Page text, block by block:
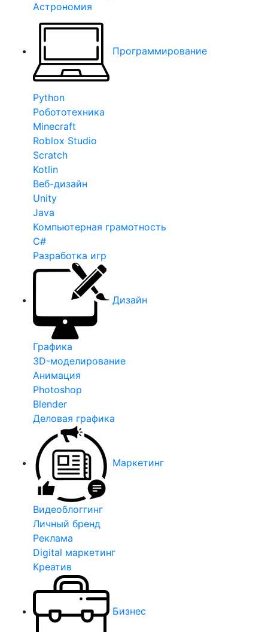
Астрономия
Программирование
Python
Робототехника
Minecraft
Roblox Studio
Scratch
Kotlin
Веб-дизайн
Unity
Java
Компьютерная грамотность
C#
Разработка игр
Дизайн
Графика
3D-моделирование
Анимация
Photoshop
Blender
Деловая графика
Маркетинг
Видеоблоггинг
Личный бренд
Реклама
Digital маркетинг
Креатив
Бизнес